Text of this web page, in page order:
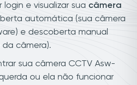
e visualizar sua câmera
automática (sua câmera
e descoberta manual
da câmera).
sua câmera CCTV Asw-
ou ela não funcionar